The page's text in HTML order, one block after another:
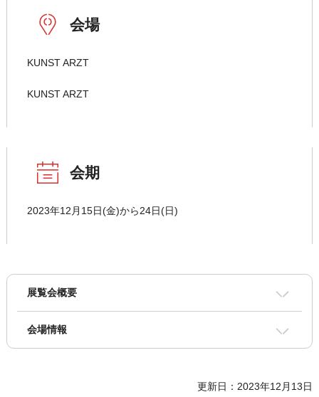
会場
KUNST ARZT
KUNST ARZT
会期
2023年12月15日(金)から24日(日)
展覧会概要
会場情報
更新日：2023年12月13日